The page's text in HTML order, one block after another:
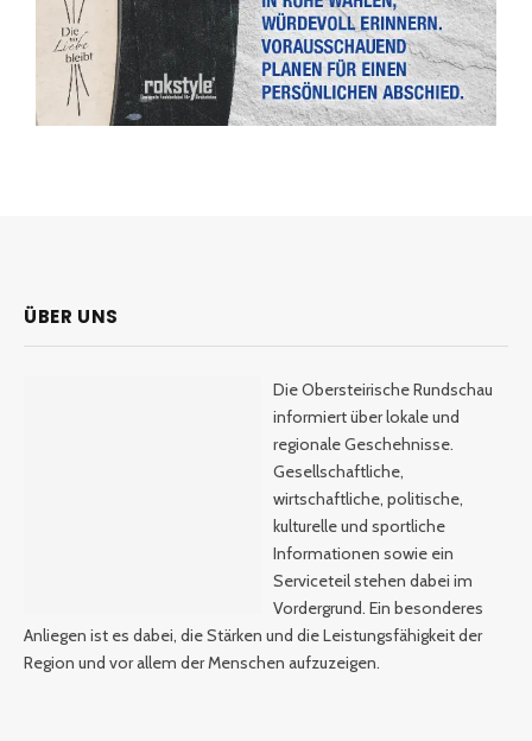
ÜBER UNS
Die Obersteirische Rundschau
informiert über lokale und
regionale Geschehnisse.
Gesellschaftliche,
wirtschaftliche, politische,
kulturelle und sportliche
Informationen sowie ein
Serviceteil stehen dabei im
Vordergrund. Ein besonderes
Anliegen ist es dabei, die Stärken und die Leistungsfähigkeit der
Region und vor allem der Menschen aufzuzeigen.